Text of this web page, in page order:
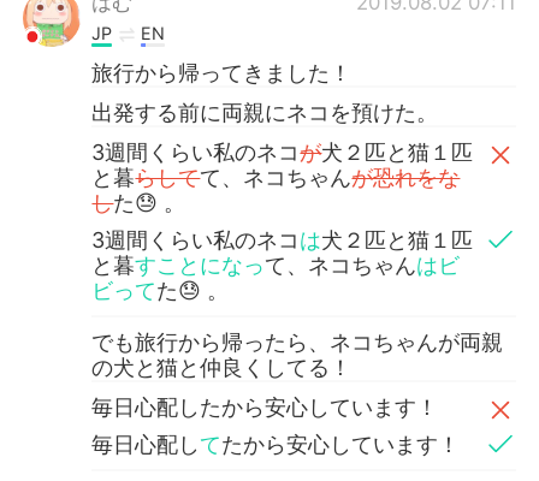
JP EN
旅行から帰ってきました！
出発する前に両親にネコを預けた。
3週間くらい私のネコが犬２匹と猫１匹
と暮らしてて、ネコちゃんが恐れをな
した😓 。
3週間くらい私のネコは犬２匹と猫１匹
と暮すことになって、ネコちゃんはビ
ビってた😓 。
でも旅行から帰ったら、ネコちゃんが両親
の犬と猫と仲良くしてる！
毎日心配したから安心しています！
毎日心配してたから安心しています！